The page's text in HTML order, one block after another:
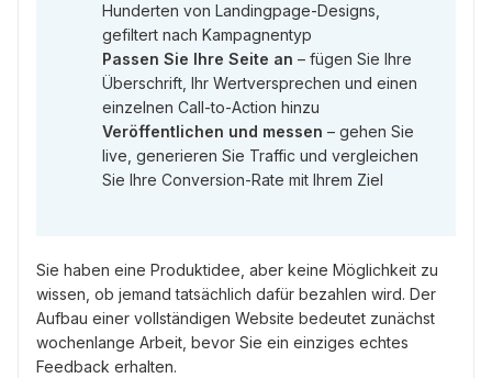
Hunderten von Landingpage-Designs,
gefiltert nach Kampagnentyp
Passen Sie Ihre Seite an – fügen Sie Ihre
Überschrift, Ihr Wertversprechen und einen
einzelnen Call-to-Action hinzu
Veröffentlichen und messen – gehen Sie
live, generieren Sie Traffic und vergleichen
Sie Ihre Conversion-Rate mit Ihrem Ziel
Sie haben eine Produktidee, aber keine Möglichkeit zu
wissen, ob jemand tatsächlich dafür bezahlen wird. Der
Aufbau einer vollständigen Website bedeutet zunächst
wochenlange Arbeit, bevor Sie ein einziges echtes
Feedback erhalten.